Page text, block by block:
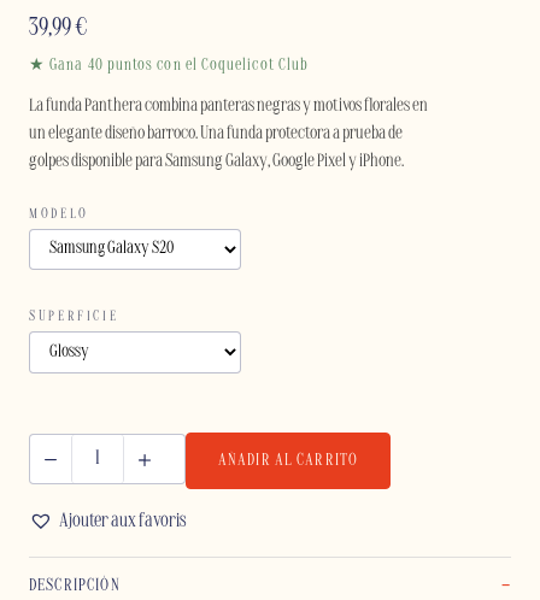
39,99€
★ Gana 40 puntos con el Coquelicot Club
La funda Panthera combina panteras negras y motivos florales en
un elegante diseño barroco. Una funda protectora a prueba de
golpes disponible para Samsung Galaxy, Google Pixel y iPhone.
MODELO
SUPERFICIE
SAMSUNG
cantidad
AÑADIR AL CARRITO
Ajouter aux favoris
DESCRIPCIÓN